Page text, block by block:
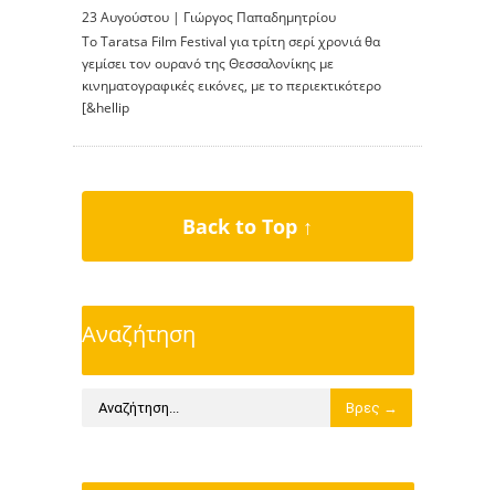
23 Αυγούστου | Γιώργος Παπαδημητρίου
Το Taratsa Film Festival για τρίτη σερί χρονιά θα
γεμίσει τον ουρανό της Θεσσαλονίκης με
κινηματογραφικές εικόνες, με το περιεκτικότερο
[&hellip
Back to Top ↑
Αναζήτηση